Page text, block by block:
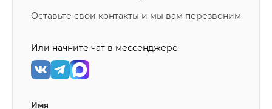
Оставьте свои контакты и мы вам перезвоним
Или начните чат в мессенджере
Имя